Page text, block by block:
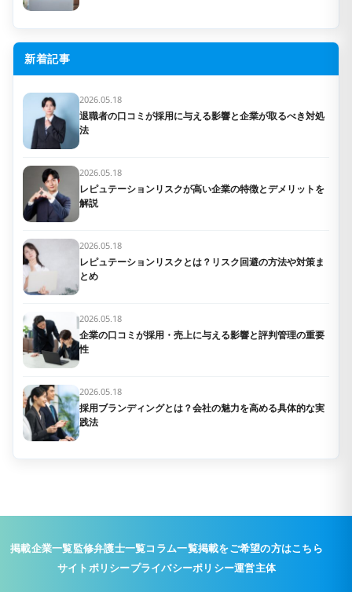
新着記事
2026.05.18
退職者の口コミが採用に与える影響と企業が取るべき対処
法
2026.05.18
レピュテーションリスクが高い企業の特徴とデメリットを
解説
2026.05.18
レピュテーションリスクとは？リスク回避の方法や対策ま
とめ
2026.05.18
企業の口コミが採用・売上に与える影響と評判管理の重要
性
2026.05.18
採用ブランディングとは？会社の魅力を高める具体的な実
践法
掲載企業一覧監修弁護士一覧コラム一覧掲載をご希望の方はこちら
サイトポリシープライバシーポリシー運営主体